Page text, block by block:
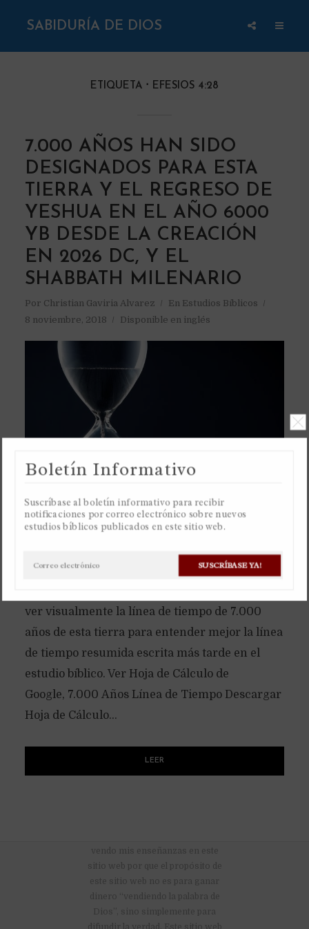
SABIDURÍA DE DIOS
ETIQUETA EFESIOS 4:28
7.000 AÑOS HAN SIDO
DESIGNADOS PARA ESTA
TIERRA Y EL REGRESO DE
YESHUA EN EL AÑO 6000
YB DESDE LA CREACIÓN
EN 2026 DC, Y EL
SHABBATH MILENARIO
Por Christian Gaviria Alvarez En Estudios Bíblicos
8 noviembre, 2018
Disponible en inglés
descargar la hoja de cálculo de Excel de
ver visualmente la línea de tiempo de 7.000
años de esta tierra para entender mejor la línea
de tiempo resumida escrita más tarde en el
estudio bíblico. Ver Hoja de Cálculo de
Google, 7.000 Años Línea de Tiempo Descargar
Hoja de Cálculo...
LEER
vendo mis enseñanzas en este
sitio web por que el propósito de
este sitio web no es para ganar
dinero “vendiendo la palabra de
Dios”, sino simplemente para
difundir la verdad. Este sitio web
SUSCRÍBASE YA!
Boletín Informativo
Suscríbase al boletín informativo para recibir
notificaciones por correo electrónico sobre nuevos
estudios bíblicos publicados en este sitio web.